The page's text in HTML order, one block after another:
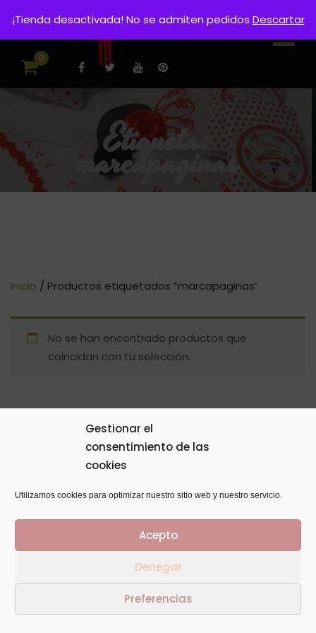
Gestionar el
consentimiento de las
cookies
Utilizamos cookies para optimizar nuestro sitio web y nuestro servicio.
Acepto
Denegar
Preferencias
0
Etiqueta:
marcapaginas
Inicio / Productos etiquetados “marcapaginas”
No se han encontrado productos que
coincidan con tu selección.
© Copyright 2014GTaracido
¡Tienda desactivada! No se admiten pedidos Descartar